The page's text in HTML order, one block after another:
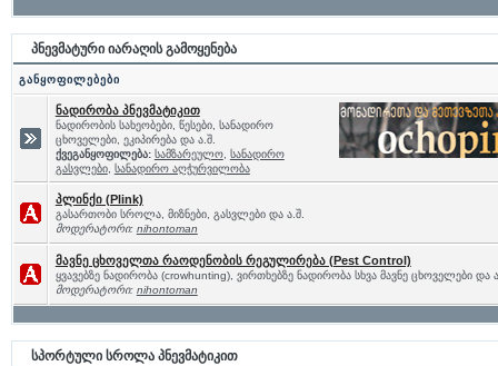
პნევმატური იარაღის გამოყენება
განყოფილებები
ნადირობა პნევმატიკით
ნადირობის სახეობები, წესები, სანადირო
ცხოველები, ეკიპირება და ა.შ.
ქვეგანყოფილება: სამზარეულო,
სანადირო
გასვლები, სანადირო აღჭურვილობა
პლინქი (Plink)
გასართობი სროლა, მიზნები, გასვლები და ა.შ.
მოდერატორი: nihontoman
მავნე ცხოველთა რაოდენობის რეგულირება (Pest Control)
ყვავებზე ნადირობა (crowhunting), ვირთხებზე ნადირობა სხვა მავნე ცხოველები და
მოდერატორი: nihontoman
სპორტული სროლა პნევმატიკით